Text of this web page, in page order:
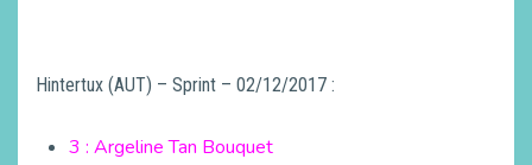
Hintertux (AUT) – Sprint – 02/12/2017 :
3 : Argeline Tan Bouquet